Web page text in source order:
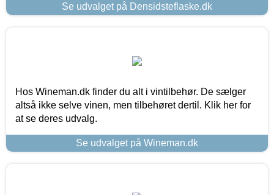
Se udvalget på Densidsteflaske.dk
Hos Wineman.dk finder du alt i vintilbehør. De sælger
altså ikke selve vinen, men tilbehøret dertil. Klik her for
at se deres udvalg.
Se udvalget på Wineman.dk